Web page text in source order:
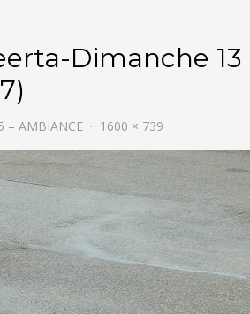
Dimanche 13
– AMBIANCE 1600 × 739